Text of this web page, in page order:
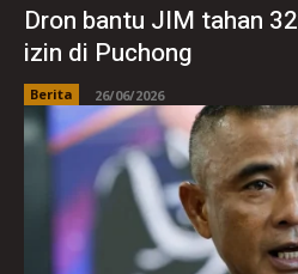
Dron bantu JIM tahan
izin di Puchong
Berita 26/06/2026